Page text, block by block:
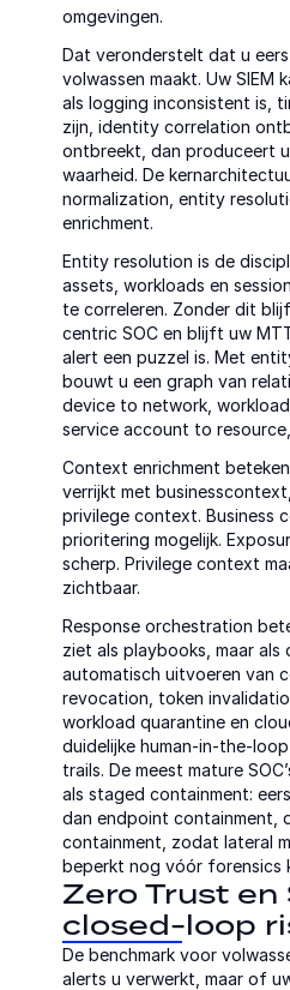
omgevingen.
Dat veronderstelt dat u
volwassen maakt. Uw SIEM
als logging inconsistent is,
zijn, identity correlation
ontbreekt, dan produceert
waarheid. De
normalization, entity
enrichment.
Entity resolution is de
assets, workloads en
te correleren. Zonder dit
centric SOC en blijft uw
alert een puzzel is. Met
bouwt u een graph van
device to network,
service account to
Context enrichment
verrijkt met
privilege context. Business
prioritering mogelijk.
scherp. Privilege context
zichtbaar.
Response orchestration
ziet als playbooks, maar
automatisch uitvoeren van
revocation, token
workload quarantine en
duidelijke human-in-the-
trails. De meest mature
als staged containment:
dan endpoint containment,
containment, zodat lateral
beperkt nog vóór forensics
Zero Trust en
closed-loop
De benchmark voor
alerts u verwerkt, maar of